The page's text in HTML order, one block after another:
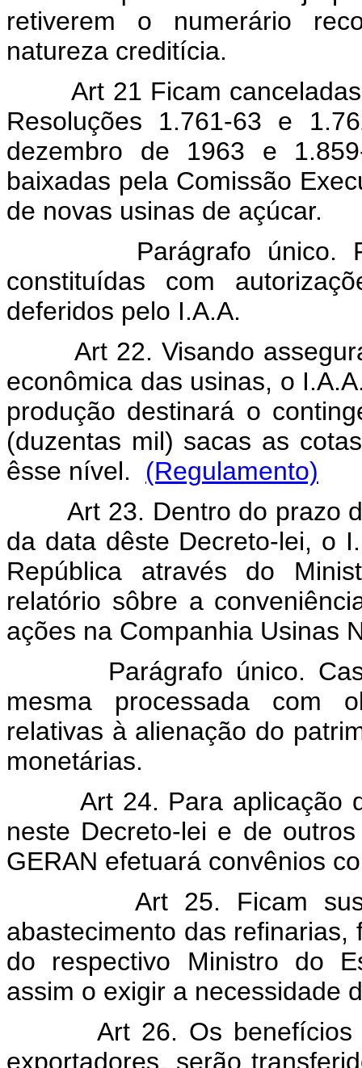
retiverem o numerário
natureza creditícia.
Art 21 Ficam canceladas
Resoluções 1.761-63 e
dezembro de 1963 e
baixadas pela Comissão
de novas usinas de açúcar.
Parágrafo único.
constituídas com
deferidos pelo I.A.A.
Art 22. Visando
econômica das usinas, o
produção destinará o
(duzentas mil) sacas as
êsse nível. (Regulamento)
Art 23. Dentro do prazo
da data dêste Decreto-lei, o
República através do
relatório sôbre a
ações na Companhia Usinas
Parágrafo único. Caso
mesma processada com
relativas à alienação do
monetárias.
Art 24. Para aplicação
neste Decreto-lei e de
GERAN efetuará convênios
Art 25. Ficam
abastecimento das
do respectivo Ministro do
assim o exigir a necessidade
Art 26. Os
exportadores, serão